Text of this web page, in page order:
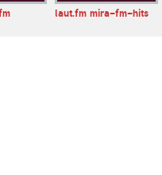
laut.fm mira-fm-hits